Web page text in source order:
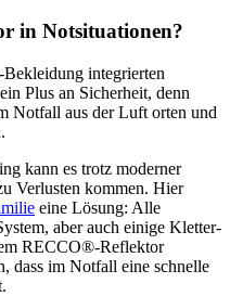
in Notsituationen?
integrierten
Plus an Sicherheit, denn
Notfall aus der Luft orten und
kann es trotz moderner
Verlusten kommen. Hier
eine Lösung: Alle
aber auch einige Kletter-
RECCO®-Reflektor
dass im Notfall eine schnelle